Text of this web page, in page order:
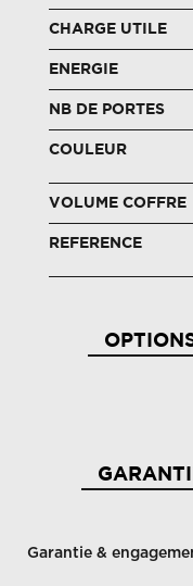
CHARGE UTILE
ENERGIE
NB DE PORTES
COULEUR
VOLUME COFFRE
REFERENCE
Garantie &